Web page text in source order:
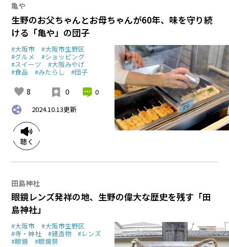
亀や
生野のお父ちゃんとお母ちゃんが60年、味を守り続
ける「亀や」の団子
#大阪市 #大阪市生野区
#グルメ #ショッピング
#スイーツ #大阪みやげ
#食品 #みたらし #団子
8 0
0
2024.10.13更新
田島神社
眼鏡レンズ発祥の地、生野の偉大な歴史を残す「田
島神社」
#大阪市 #大阪市生野区
#寺・神社 #建造物 #レンズ
#眼鏡 #眼鏡祭